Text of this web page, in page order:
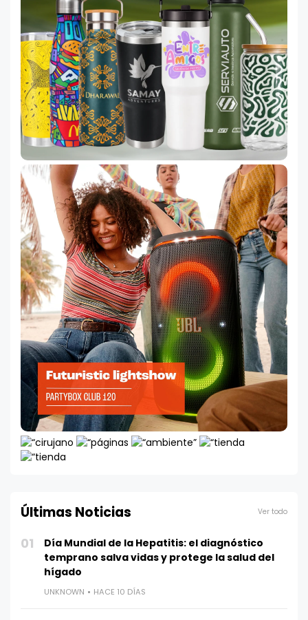
Últimas Noticias Ver todo
01
Día Mundial de la Hepatitis: el diagnóstico
temprano salva vidas y protege la salud del
hígado
UNKNOWN HACE 10 DÍAS